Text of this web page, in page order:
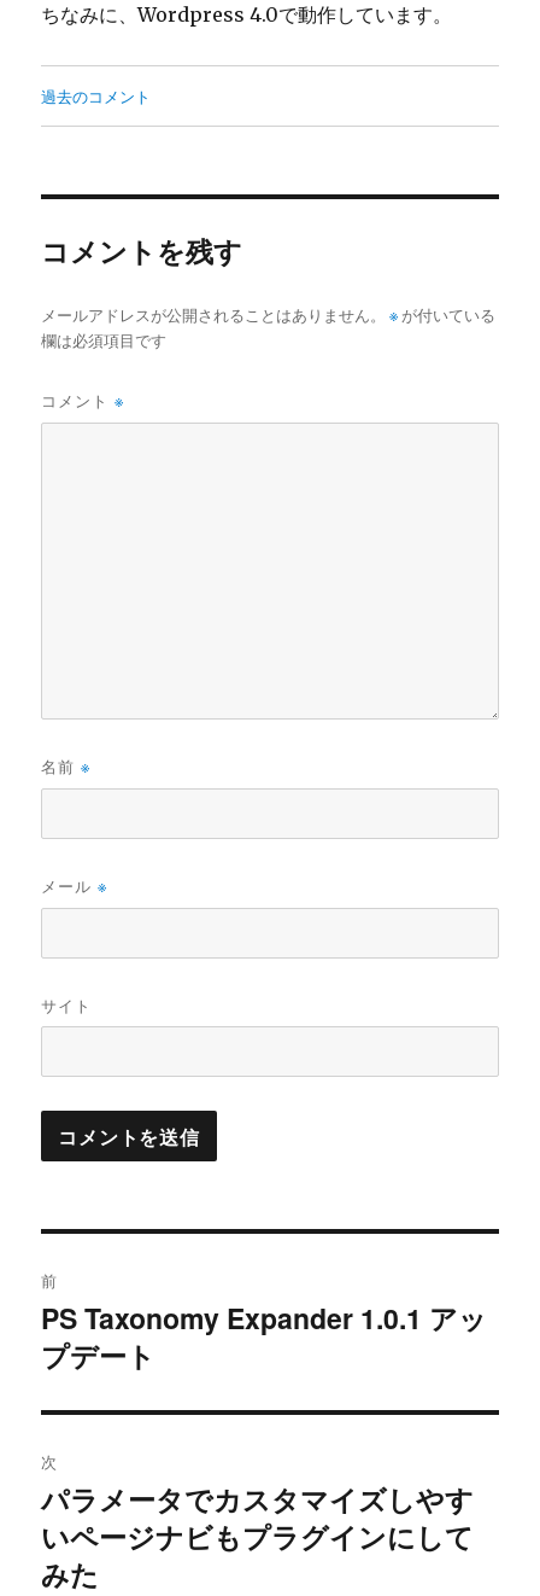
ちなみに、Wordpress 4.0で動作しています。
コ
メ
ナ
ゲ
シ
過去のコメント
コメントを残す
メールアドレスが公開されることはありません。 ※ が付いている
欄は必須項目です
コメント※
名前※
メール※
サイト
稿
ナ
ビ
ゲ
ー
シ
前
過
去
投
稿:
PS Taxonomy Expander 1.0.1 アッ
プデート
次
次
の
投
パラメータでカスタマイズしやす
いページナビもプラグインにして
みた